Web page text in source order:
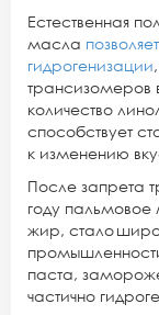
Естественная
масла
гидрогенизации
трансизомеров
количество
способствует
к изменению
После запрета
году пальмовое
жир, стало
паста,
частично